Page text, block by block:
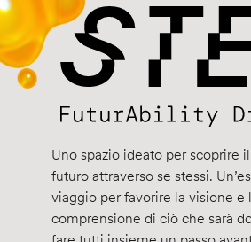
Uno spazio ideato per scoprire
futuro attraverso se stessi.
viaggio per favorire la visione e
comprensione di ciò che sarà